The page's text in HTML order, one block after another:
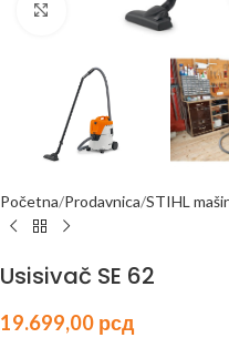
Kliknite za uvećanje
Početna Prodavnica STIHL
Usisivač SE 62
19.699,00 рсд